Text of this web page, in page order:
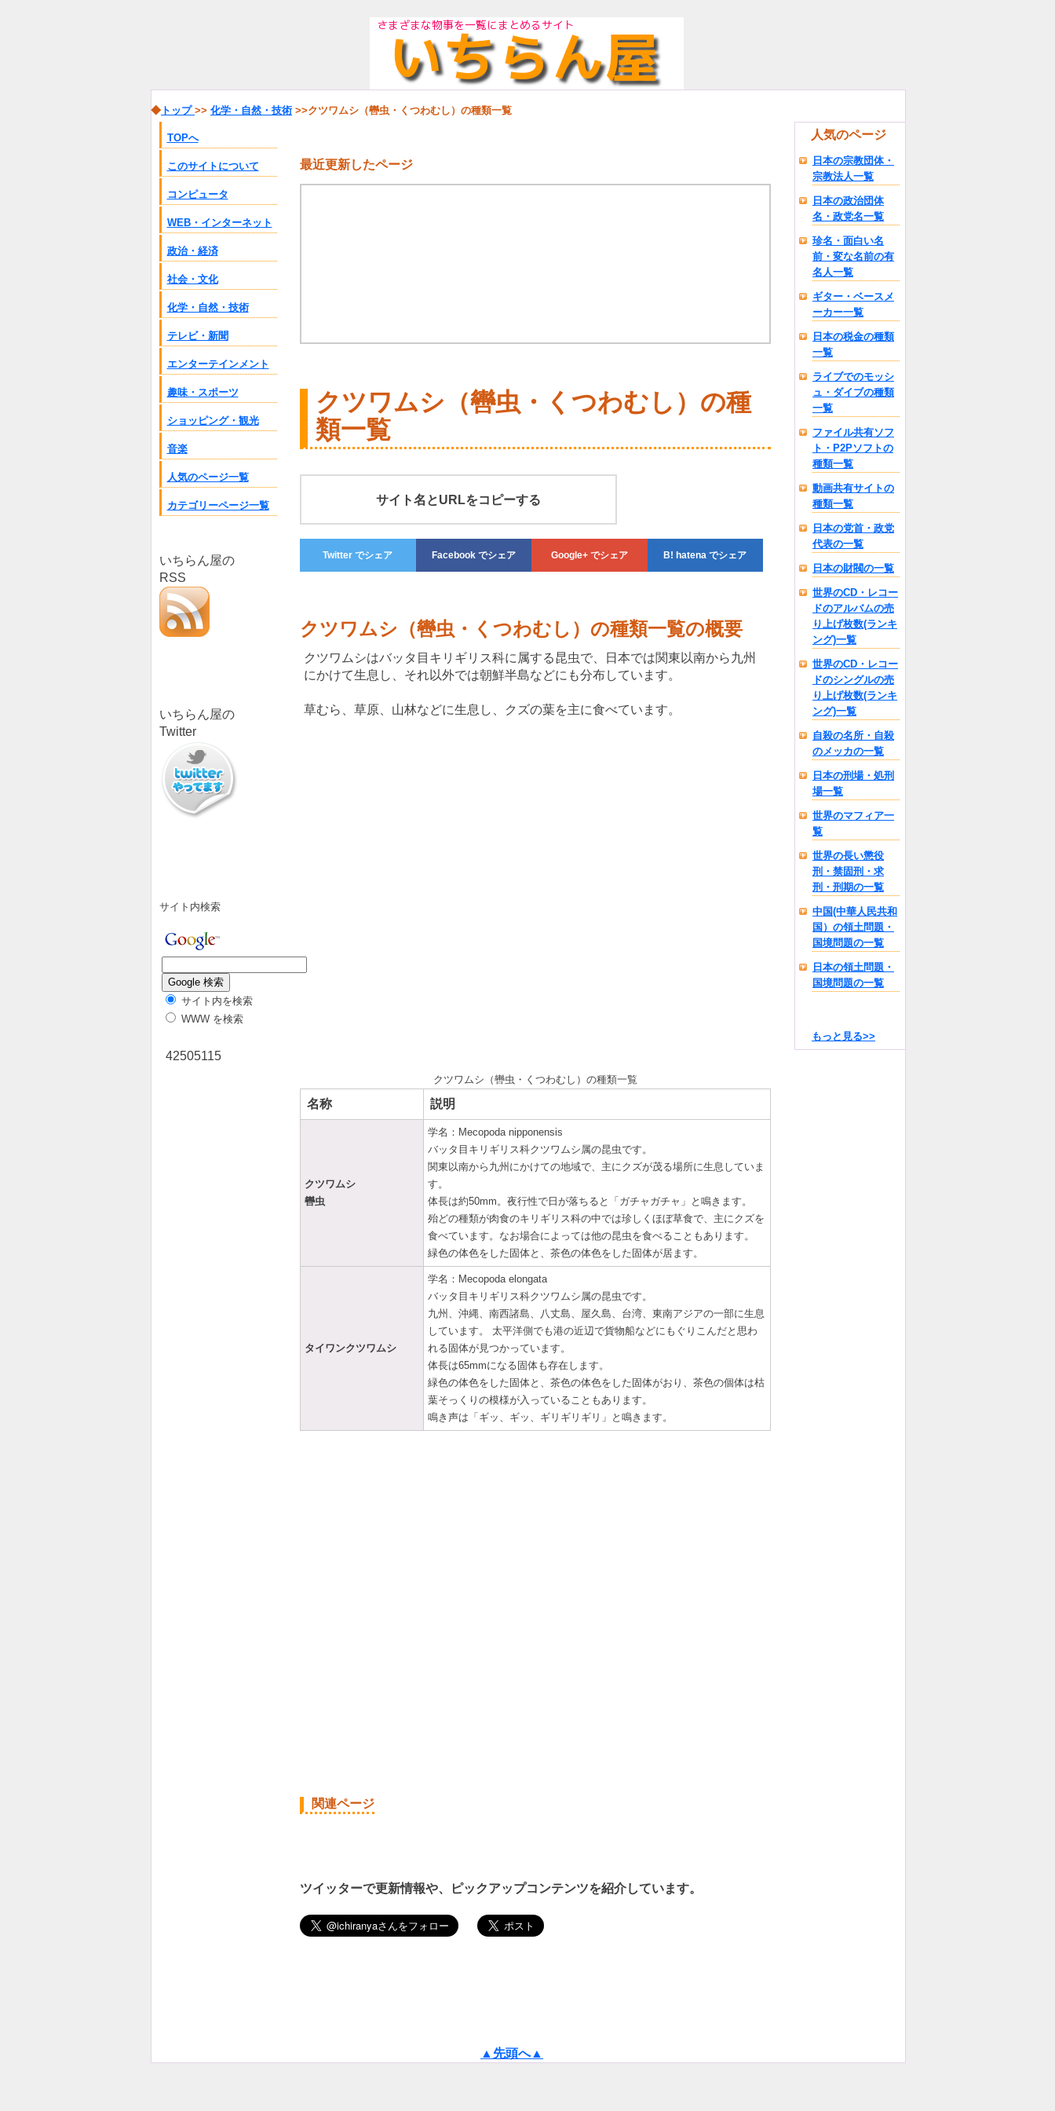
人気のページ
日本の宗教団体・
宗教法人一覧
日本の政治団体
名・政党名一覧
珍名・面白い名
前・変な名前の有
名人一覧
ギター・ベースメ
ーカー一覧
日本の税金の種類
一覧
ライブでのモッシ
ュ・ダイブの種類
一覧
ファイル共有ソフ
ト・P2Pソフトの
種類一覧
動画共有サイトの
種類一覧
日本の党首・政党
代表の一覧
日本の財閥の一覧
世界のCD・レコー
ドのアルバムの売
り上げ枚数(ランキ
ング)一覧
世界のCD・レコー
ドのシングルの売
り上げ枚数(ランキ
ング)一覧
自殺の名所・自殺
のメッカの一覧
日本の刑場・処刑
場一覧
世界のマフィア一
覧
世界の長い懲役
刑・禁固刑・求
刑・刑期の一覧
中国(中華人民共和
国）の領土問題・
国境問題の一覧
日本の領土問題・
国境問題の一覧
もっと見る>>
最近更新したページ
クツワムシ（轡虫・くつわむし）の種
類一覧
サイト名とURLをコピーする
Twitter でシェア Facebookでシェア Google+でシェア hatena でシェア
クツワムシ（轡虫・くつわむし）の種類一覧の概要
クツワムシはバッタ目キリギリス科に属する昆虫で、日本では関東以南から九州
にかけて生息し、それ以外では朝鮮半島などにも分布しています。
草むら、草原、山林などに生息し、クズの葉を主に食べています。
クツワムシ（轡虫・くつわむし）の種類一覧
名称 説明
クツワムシ
轡虫
学名：Mecopoda nipponensis
バッタ目キリギリス科クツワムシ属の昆虫です。
関東以南から九州にかけての地域で、主にクズが茂る場所に生息していま
す。
体長は約50mm。夜行性で日が落ちると「ガチャガチャ」と鳴きます。
殆どの種類が肉食のキリギリス科の中では珍しくほぼ草食で、主にクズを
食べています。なお場合によっては他の昆虫を食べることもあります。
緑色の体色をした固体と、茶色の体色をした固体が居ます。
タイワンクツワムシ
学名：Mecopoda elongata
バッタ目キリギリス科クツワムシ属の昆虫です。
九州、沖縄、南西諸島、八丈島、屋久島、台湾、東南アジアの一部に生息
しています。 太平洋側でも港の近辺で貨物船などにもぐりこんだと思わ
れる固体が見つかっています。
体長は65mmになる固体も存在します。
緑色の体色をした固体と、茶色の体色をした固体がおり、茶色の個体は枯
葉そっくりの模様が入っていることもあります。
鳴き声は「ギッ、ギッ、ギリギリギリ」と鳴きます。
関連ページ
ツイッターで更新情報や、ピックアップコンテンツを紹介しています。
▲先頭へ▲
TOPへ
このサイトについて
コンピュータ
WEB・インターネット
政治・経済
社会・文化
化学・自然・技術
テレビ・新聞
エンターテインメント
趣味・スポーツ
ショッピング・観光
音楽
人気のページ一覧
カテゴリーページ一覧
いちらん屋の
RSS
いちらん屋の
Twitter
サイト内検索
サイト内を検索
WWW を検索
42505115
◆ トップ >> 化学・自然・技術 >>クツワムシ（轡虫・くつわむし）の種類一覧